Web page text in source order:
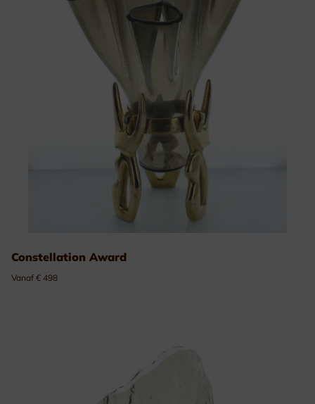
Constellation Award
Vanaf € 498